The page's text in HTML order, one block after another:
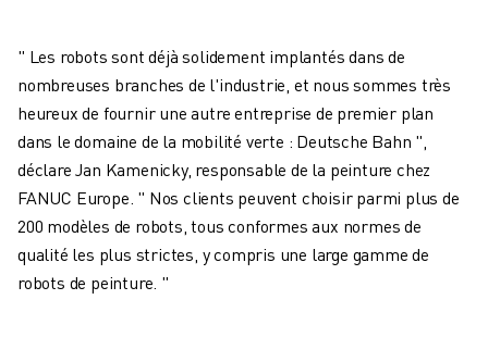
ROBOCUT MATÉRIEL
LOGICIEL ROBOCUT
ROBOCUT MAINTENANCE PRÉVENTIVE
DURABILITÉ DU ROBOCUT
SOLUTIONS IIOT
SOLUTIONS POUR L'USINE INTELLIGENTE
DES SOLUTIONS D'USINE INTELLIGENTE POUR AMÉLIORER
ENREGISTREMENT DU PRODUIT "
TÉMOIGNAGES
" Les robots sont déjà solidement implantés dans de
nombreuses branches de l'industrie, et nous sommes très
heureux de fournir une autre entreprise de premier plan
dans le domaine de la mobilité verte : Deutsche Bahn ",
déclare Jan Kamenicky, responsable de la peinture chez
FANUC Europe. " Nos clients peuvent choisir parmi plus de
200 modèles de robots, tous conformes aux normes de
qualité les plus strictes, y compris une large gamme de
robots de peinture. "